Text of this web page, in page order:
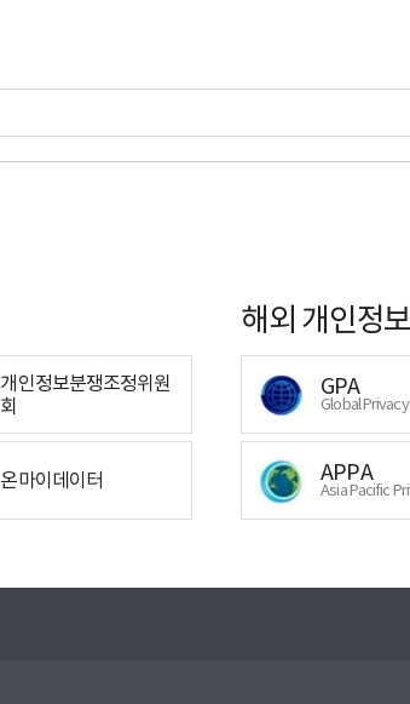
개인정보분쟁조정위원
회
온마이데이터
해외 개인정
GPA
Global
APPA
Asia Pacific